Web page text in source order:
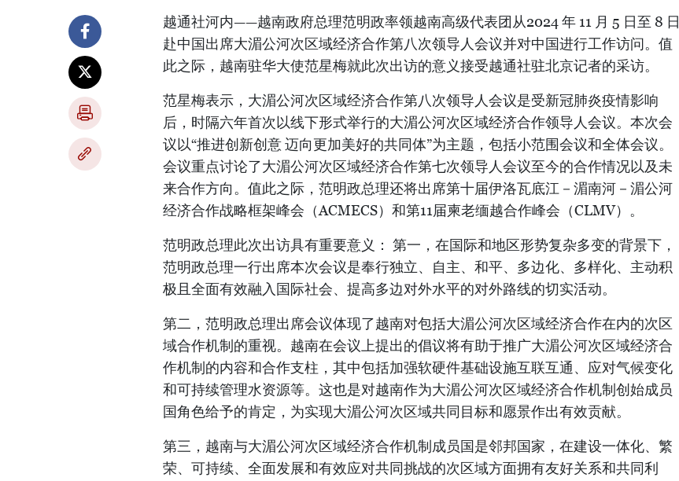
越通社河内——越南政府总理范明政率领越南高级代表团从2024 年 11 月 5 日至 8 日
赴中国出席大湄公河次区域经济合作第八次领导人会议并对中国进行工作访问。值
此之际，越南驻华大使范星梅就此次出访的意义接受越通社驻北京记者的采访。
范星梅表示，大湄公河次区域经济合作第八次领导人会议是受新冠肺炎疫情影响
后，时隔六年首次以线下形式举行的大湄公河次区域经济合作领导人会议。本次会
议以“推进创新创意 迈向更加美好的共同体”为主题，包括小范围会议和全体会议。
会议重点讨论了大湄公河次区域经济合作第七次领导人会议至今的合作情况以及未
来合作方向。值此之际，范明政总理还将出席第十届伊洛瓦底江－湄南河－湄公河
经济合作战略框架峰会（ACMECS）和第11届柬老缅越合作峰会（CLMV）。
范明政总理此次出访具有重要意义： 第一，在国际和地区形势复杂多变的背景下，
范明政总理一行出席本次会议是奉行独立、自主、和平、多边化、多样化、主动积
极且全面有效融入国际社会、提高多边对外水平的对外路线的切实活动。
第二，范明政总理出席会议体现了越南对包括大湄公河次区域经济合作在内的次区
域合作机制的重视。越南在会议上提出的倡议将有助于推广大湄公河次区域经济合
作机制的内容和合作支柱，其中包括加强软硬件基础设施互联互通、应对气候变化
和可持续管理水资源等。这也是对越南作为大湄公河次区域经济合作机制创始成员
国角色给予的肯定，为实现大湄公河次区域共同目标和愿景作出有效贡献。
第三，越南与大湄公河次区域经济合作机制成员国是邻邦国家，在建设一体化、繁
荣、可持续、全面发展和有效应对共同挑战的次区域方面拥有友好关系和共同利